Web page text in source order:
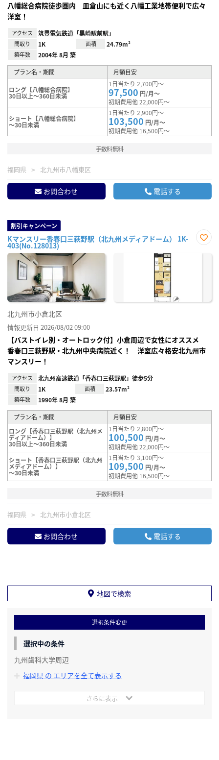
八幡総合病院徒歩圏内 皿倉山にも近く八幡工業地帯便利で広々
洋室！
アクセス 筑豊電気鉄道「黒崎駅前駅」
間取り 1K 面積 24.79m²
築年数 2004年 8月 築
プラン名・期間 月額目安
ロング【八幡総合病院】
30日以上～360日未満
1日当たり 2,700円～
97,500 円/月～
初期費用他 22,000円～
ショート【八幡総合病院】
～30日未満
1日当たり 2,900円～
103,500 円/月～
初期費用他 16,500円～
手数料無料
福岡県 北九州市八幡東区
お問合わせ 電話する
割引キャンペーン
Kマンスリー香春口三萩野駅（北九州メディアドーム） 1K-
403(No.128013)
に入
北九州市小倉北区
情報更新日 2026/08/02 09:00
【バストイレ別・オートロック付】小倉周辺で女性にオススメ
香春口三萩野駅・北九州中央病院近く！ 洋室広々格安北九州市
マンスリー！
アクセス 北九州高速鉄道「香春口三萩野駅」徒歩5分
間取り 1K 面積 23.57m²
築年数 1990年 8月 築
プラン名・期間
月額目安
ロング【香春口三萩野駅（北九州メ
ディアドーム）】
30日以上～360日未満
1日当たり 2,800円～
100,500 円/月～
初期費用他 22,000円～
ショート【香春口三萩野駅（北九州
メディアドーム）】
～30日未満
1日当たり 3,100円～
109,500 円/月～
初期費用他 16,500円～
手数料無料
福岡県 北九州市小倉北区
お問合わせ 電話する
地図で検索
選択条件変更
選択中の条件
九州歯科大学周辺
福岡県 の エリアを全て表示する
さらに表示